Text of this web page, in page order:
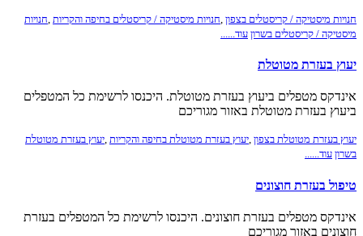
חנויות מיסטיקה / קריסטלים בצפון חנויות מיסטיקה / קריסטלים בחיפה והקריות חנויות
מיסטיקה / קריסטלים בשרון עוד......
יעוץ בעזרת מטוטלת
אינדקס מטפלים ביעוץ בעזרת מטוטלת. היכנסו לרשימת כל המטפלים
ביעוץ בעזרת מטוטלת באזור מגוריכם
יעוץ בעזרת מטוטלת בצפון ,יעוץ בעזרת מטוטלת בחיפה והקריות ,יעוץ בעזרת מטוטלת
בשרון עוד......
טיפול בעזרת חוצונים
אינדקס מטפלים בעזרת חוצונים. היכנסו לרשימת כל המטפלים בעזרת
חוצונים באזור מגוריכם